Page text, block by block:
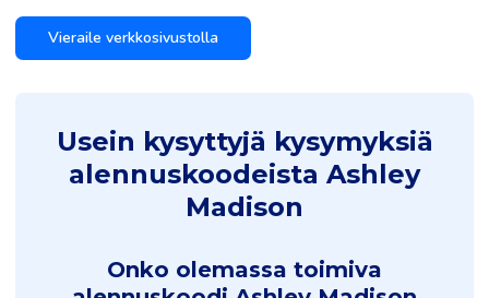
Vieraile verkkosivustolla
Usein kysyttyjä kysymyksiä
alennuskoodeista Ashley
Madison
Onko olemassa toimiva